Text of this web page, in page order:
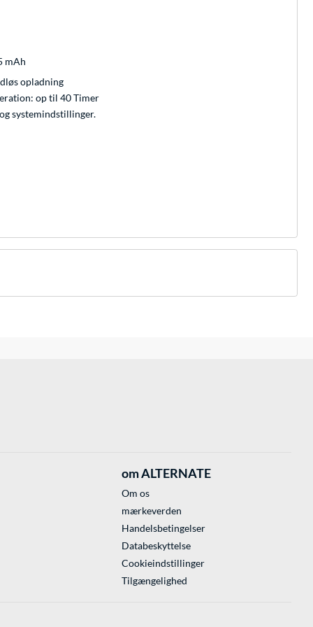
mAh
opladning
op til 40 Timer
systemindstillinger.
om ALTERNATE
Om os
mærkeverden
Handelsbetingelser
Databeskyttelse
Cookieindstillinger
Tilgængelighed